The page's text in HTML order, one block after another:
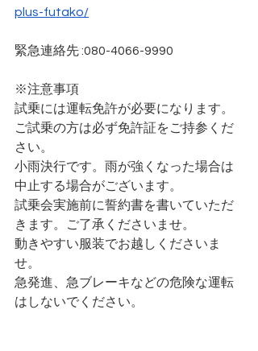
plus-futako/
緊急連絡先 :080-4066-9990
※注意事項
試乗には運転免許が必要になります。
ご試乗の方は必ず免許証をご持参くだ
さい。
小雨決行です。雨が強くなった場合は
中止する場合がございます。
試乗会実施前に誓約書を書いていただ
きます。ご了承くださいませ。
動きやすい服装でお越しくださいま
せ。
急発進、急ブレーキなどの危険な運転
はしないでください。